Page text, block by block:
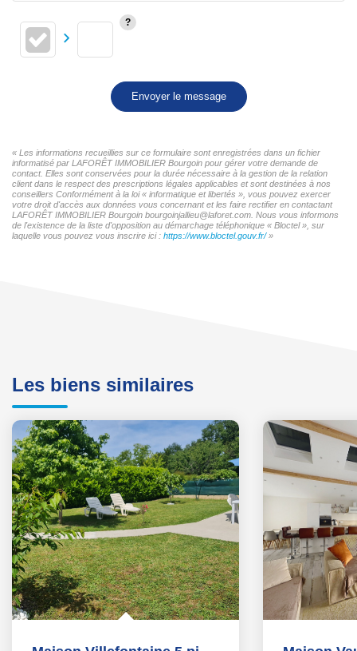
Envoyer le message
« Les informations recueillies sur ce formulaire sont enregistrées dans un fichier
informatisé par LAFORÊT IMMOBILIER Bourgoin pour gérer votre demande de
contact. Elles sont conservées pour la durée nécessaire à la gestion de la relation
client dans le respect des prescriptions légales applicables et sont destinées à nos
conseillers Conformément à la loi « informatique et libertés », vous pouvez exercer
votre droit d'accès aux données vous concernant et les faire rectifier en contactant
LAFORÊT IMMOBILIER Bourgoin bourgoinjallieu@laforet.com. Nous vous informons
de l'existence de la liste d'opposition au démarchage téléphonique « Bloctel », sur
laquelle vous pouvez vous inscrire ici : https://www.bloctel.gouv.fr/»
Les biens similaires